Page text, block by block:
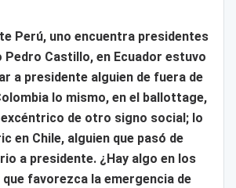
Perú, uno encuentra presidentes
Castillo, en Ecuador estuvo
a presidente alguien de fuera de
lo mismo, en el ballottage,
de otro signo social; lo
en Chile, alguien que pasó de
a presidente. ¿Hay algo en los
favorezca la emergencia de